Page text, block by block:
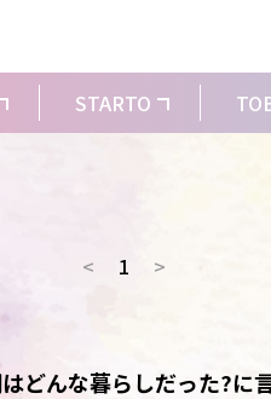
STARTO
<
1 >
どんな暮らしだった?に